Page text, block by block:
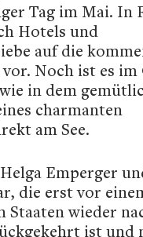
Tag im Mai. In
Hotels und
auf die
Noch ist es
in dem
charmanten
am See.
Emperger
die erst vor
Staaten wieder
ist und